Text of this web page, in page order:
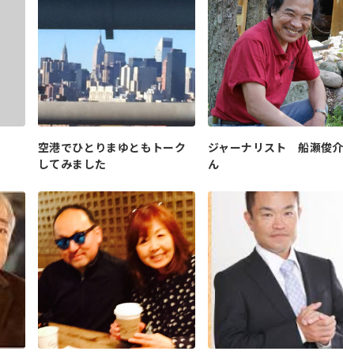
空港でひとりまゆともトーク
してみました
ジャーナリスト 船瀬俊
ん